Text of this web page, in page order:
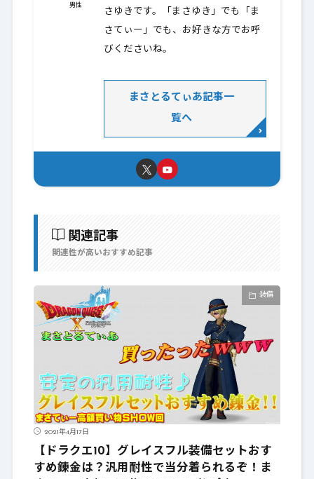
男性
さゆきです。「まさゆき」でも「ま
さてぃー」でも、お好きな方でお呼
びくださいね。
まさとるてぃあ記事一
覧へ
関連記事
関連性が高いおすすめ記事
装備
2021年4月17日
【ドラクエ10】グレイスフル装備セットおす
すめ錬金は？汎用耐性で当分着られるぞ！ま